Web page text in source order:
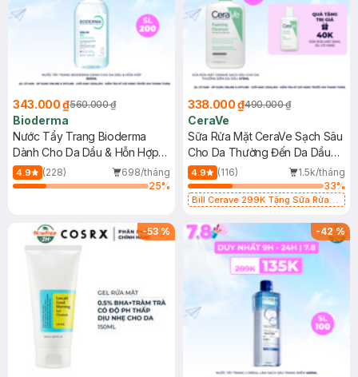
343.000 ₫560.000 ₫
Bioderma
Nước Tẩy Trang Bioderma
Dành Cho Da Dầu & Hỗn Hợp
500ml
4.9 (228)
698/tháng
25%
338.000 ₫490.000 ₫
CeraVe
Sữa Rửa Mặt CeraVe Sạch Sâu
Cho Da Thường Đến Da Dầu
473ml
4.9 (116)
1.5k/tháng
33%
Bill Cerave 299K Tặng Sữa Rửa
-53 % -42%